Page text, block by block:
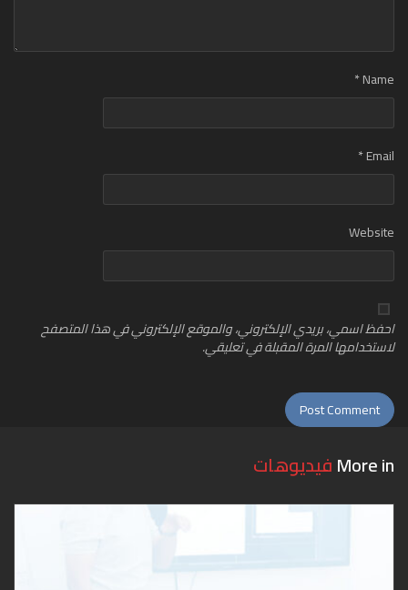
Name
*
Email
*
Website
احفظ اسمي، بريدي الإلكتروني، والموقع الإلكتروني في هذا المتصفح
لاستخدامها المرة المقبلة في تعليقي.
More inفيديوهات